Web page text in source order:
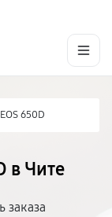
EOS 650D
в Чите
заказа